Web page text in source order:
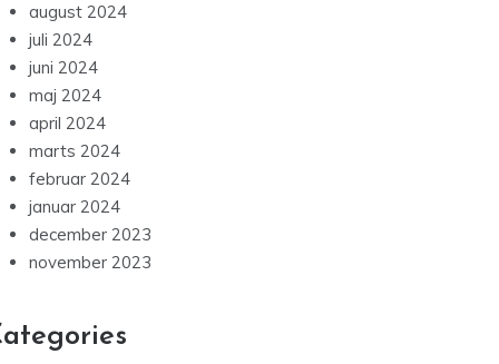
august 2024
juli 2024
juni 2024
maj 2024
april 2024
marts 2024
februar 2024
januar 2024
december 2023
november 2023